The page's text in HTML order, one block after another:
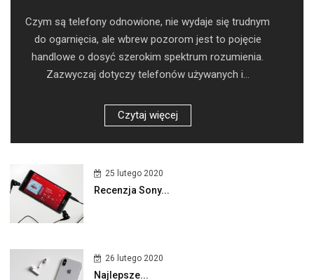
Czym są telefony odnowione, nie wydaje się trudnym
do ogarnięcia, ale wbrew pozorom jest to pojęcie
handlowe o dosyć szerokim spektrum rozumienia.
Zazwyczaj dotyczy telefonów używanych i...
Czytaj więcej
25 lutego 2020
Recenzja Sony...
26 lutego 2020
Najlepsze...